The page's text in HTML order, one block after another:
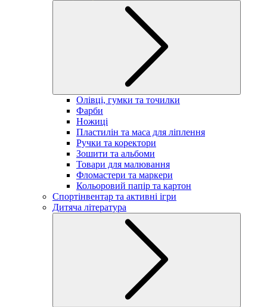
Олівці, гумки та точилки
Фарби
Ножиці
Пластилін та маса для ліплення
Ручки та коректори
Зошити та альбоми
Товари для малювання
Фломастери та маркери
Кольоровий папір та картон
Спортінвентар та активні ігри
Дитяча література